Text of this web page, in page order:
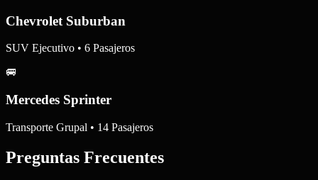
Chevrolet Suburban
SUV Ejecutivo • 6 Pasajeros
🚐
Mercedes Sprinter
Transporte Grupal • 14 Pasajeros
Preguntas Frecuentes